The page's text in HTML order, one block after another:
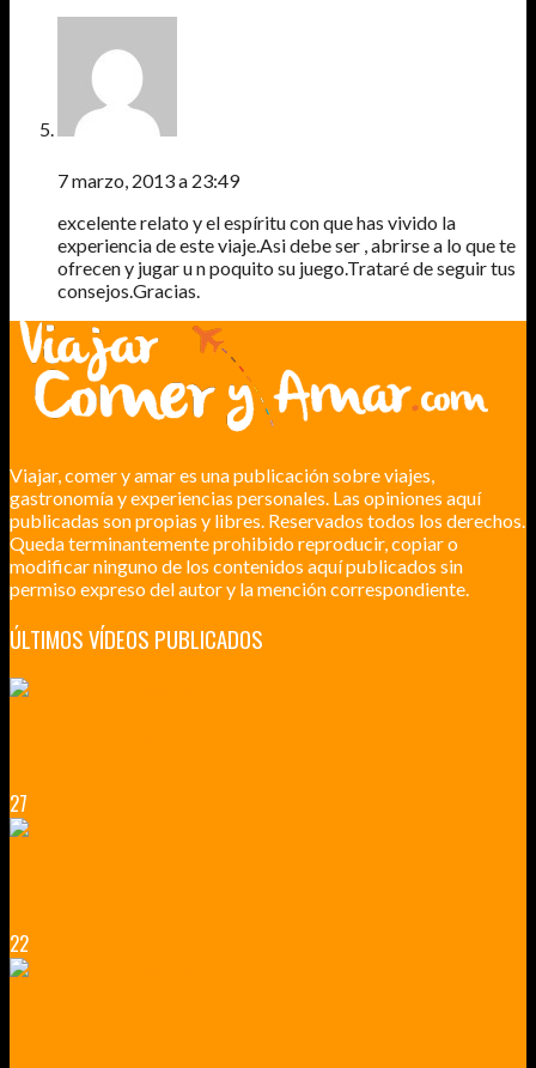
7 marzo, 2013 a 23:49
excelente relato y el espíritu con que has vivido la
experiencia de este viaje.Asi debe ser , abrirse a lo que te
ofrecen y jugar u n poquito su juego.Trataré de seguir tus
consejos.Gracias.
Viajar, comer y amar es una publicación sobre viajes,
gastronomía y experiencias personales. Las opiniones aquí
publicadas son propias y libres. Reservados todos los derechos.
Queda terminantemente prohibido reproducir, copiar o
modificar ninguno de los contenidos aquí publicados sin
permiso expreso del autor y la mención correspondiente.
ÚLTIMOS VÍDEOS PUBLICADOS
27
22